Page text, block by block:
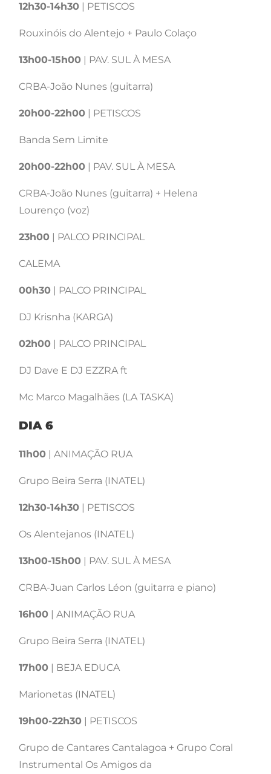
12h30-14h30 | PETISCOS
Rouxinóis do Alentejo + Paulo Colaço
13h00-15h00 | PAV. SUL À MESA
CRBA-João Nunes (guitarra)
20h00-22h00 | PETISCOS
Banda Sem Limite
20h00-22h00 | PAV. SUL À MESA
CRBA-João Nunes (guitarra) + Helena
Lourenço (voz)
23h00 | PALCO PRINCIPAL
CALEMA
00h30 | PALCO PRINCIPAL
DJ Krisnha (KARGA)
02h00 | PALCO PRINCIPAL
DJ Dave E DJ EZZRA ft
Mc Marco Magalhães (LA TASKA)
DIA 6
11h00 | ANIMAÇÃO RUA
Grupo Beira Serra (INATEL)
12h30-14h30 | PETISCOS
Os Alentejanos (INATEL)
13h00-15h00 | PAV. SUL À MESA
CRBA-Juan Carlos Léon (guitarra e piano)
16h00 | ANIMAÇÃO RUA
Grupo Beira Serra (INATEL)
17h00 | BEJA EDUCA
Marionetas (INATEL)
19h00-22h30 | PETISCOS
Grupo de Cantares Cantalagoa + Grupo Coral
Instrumental Os Amigos da